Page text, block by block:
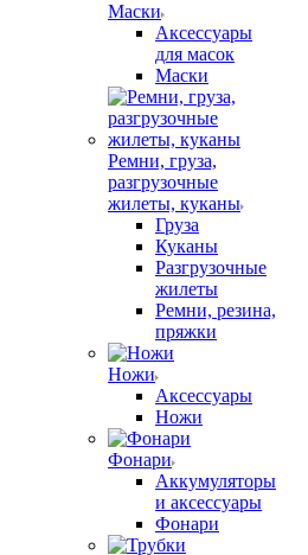
Маски
Аксессуары
для масок
Маски
Ремни, груза,
разгрузочные
жилеты, куканы
Груза
Куканы
Разгрузочные
жилеты
Ремни, резина,
пряжки
Ножи
Аксессуары
Ножи
Фонари
Аккумуляторы
и аксессуары
Фонари